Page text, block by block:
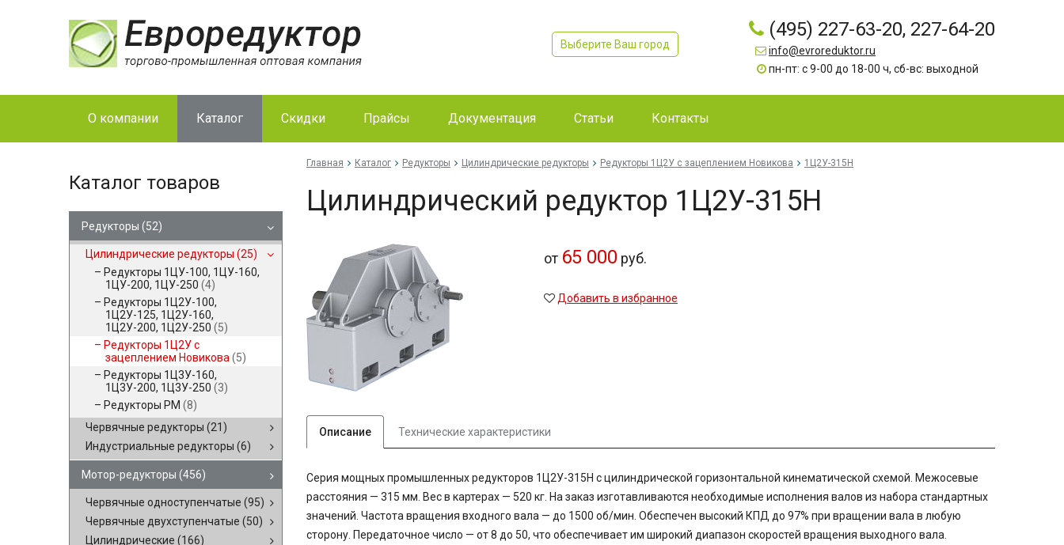
Выберите Ваш город
(495) 227-63-20, 227-64-20
info@evroreduktor.ru
пн-пт: с 9-00 до 18-00 ч, сб-вс: выходной
О компании Каталог Скидки Прайсы Документация Статьи Контакты
Каталог товаров
Редукторы (52)
Цилиндрические редукторы (25)
Редукторы 1ЦУ-100, 1ЦУ-160,
1ЦУ-200, 1ЦУ-250 (4)
Редукторы 1Ц2У-100,
1Ц2У-125, 1Ц2У-160,
1Ц2У-200, 1Ц2У-250 (5)
Редукторы 1Ц2У с
зацеплением Новикова (5)
Редукторы 1Ц3У-160,
1Ц3У-200, 1Ц3У-250 (3)
Редукторы РМ (8)
Червячные редукторы (21)
Индустриальные редукторы (6)
Мотор-редукторы (456)
Червячные одноступенчатые (95)
Червячные двухступенчатые (50)
Цилиндрические (166)
Главная Каталог Редукторы Цилиндрические редукторы Редукторы 1Ц2У с зацеплением Новикова 1Ц2У-315Н
Цилиндрический редуктор 1Ц2У-315Н
от 65 000 руб.
Добавить в избранное
Описание Технические характеристики
Серия мощных промышленных редукторов 1Ц2У-315Н с цилиндрической горизонтальной кинематической схемой. Межосевые
расстояния — 315 мм. Вес в картерах — 520 кг. На заказ изготавливаются необходимые исполнения валов из набора стандартных
значений. Частота вращения входного вала — до 1500 об/мин. Обеспечен высокий КПД до 97% при вращении вала в любую
сторону. Передаточное число — от 8 до 50, что обеспечивает им широкий диапазон скоростей вращения выходного вала.